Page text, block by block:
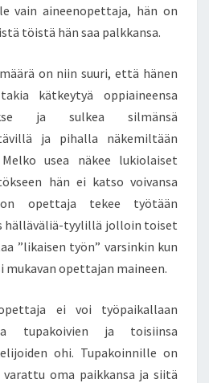
S
K
V
T
U
V
A
S
T
U
U
vain aineenopettaja, hän on
töistä hän saa palkkansa.
on niin suuri, että hänen
kätkeytyä oppiaineensa
ja sulkea silmänsä
ja pihalla näkemiltään
usea näkee lukiolaiset
hän ei katso voivansa
opettaja tekee työtään
hälläväliä-tyylillä jolloin toiset
”likaisen työn” varsinkin kun
mukavan opettajan maineen.
ei voi työpaikallaan
tupakoivien ja toisiinsa
ohi. Tupakoinnille on
oma paikkansa ja siitä